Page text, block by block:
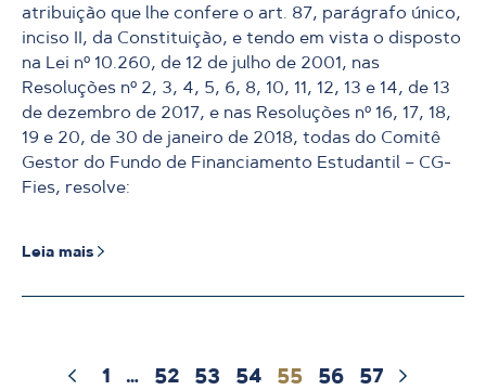
atribuição que lhe confere o art. 87, parágrafo único,
inciso II, da Constituição, e tendo em vista o disposto
na Lei nº 10.260, de 12 de julho de 2001, nas
Resoluções nº 2, 3, 4, 5, 6, 8, 10, 11, 12, 13 e 14, de 13
de dezembro de 2017, e nas Resoluções nº 16, 17, 18,
19 e 20, de 30 de janeiro de 2018, todas do Comitê
Gestor do Fundo de Financiamento Estudantil – CG-
Fies, resolve:
Leia mais
1 … 52 53 54 55 56 57